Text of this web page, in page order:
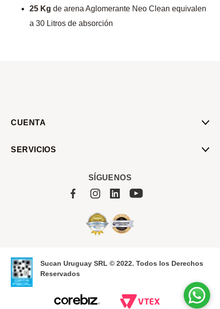
25 Kg de arena Aglomerante Neo Clean equivalen
a 30 Litros de absorción
CUENTA
SERVICIOS
SÍGUENOS
Sucan Uruguay SRL © 2022. Todos los Derechos
Reservados